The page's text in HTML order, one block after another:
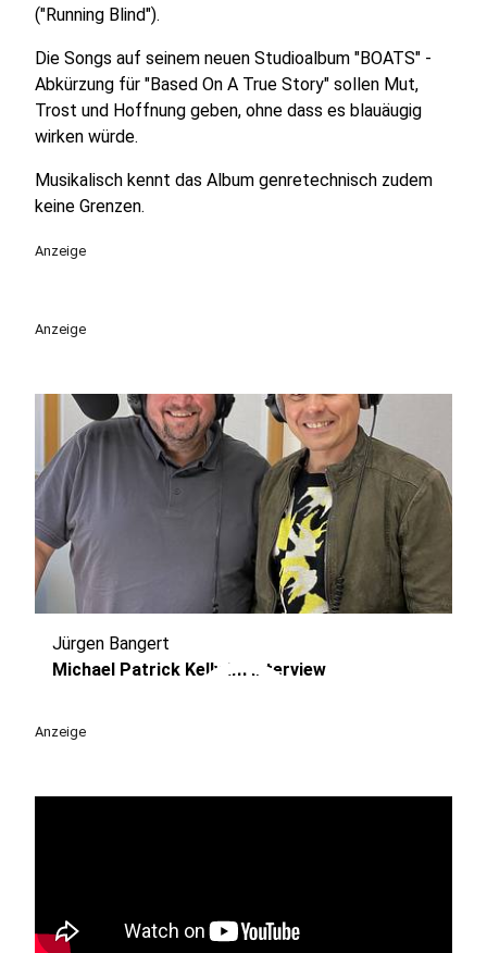
("Running Blind").
Die Songs auf seinem neuen Studioalbum "BOATS" -
Abkürzung für "Based On A True Story" sollen Mut,
Trost und Hoffnung geben, ohne dass es blauäugig
wirken würde.
Musikalisch kennt das Album genretechnisch zudem
keine Grenzen.
Anzeige
Anzeige
play_circle
Jürgen Bangert
Michael Patrick Kelly im Interview
Anzeige